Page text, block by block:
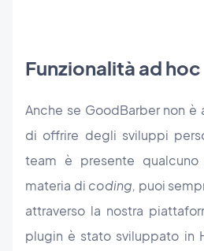
Funzionalità ad hoc
Anche se GoodBarber non
di offrire degli sviluppi
team è presente
materia di coding, puoi
attraverso la nostra
plugin è stato sviluppato in